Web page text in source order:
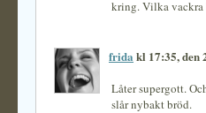
kring. Vilka vackra
frida kl 17:35, den
Låter supergott.
slår nybakt bröd.